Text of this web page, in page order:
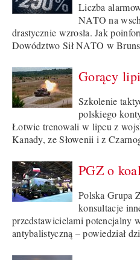
Liczba
NATO na
drastycznie wzrosła. Jak
Dowództwo Sił NATO w
Gorący
Szkolenie
polskiego
Łotwie trenowali w lipcu z
Kanady, ze Słowenii i z
PGZ o
Polska Grupa
konsultacje
przedstawicielami potencjalny
antybalistyczną – powiedział